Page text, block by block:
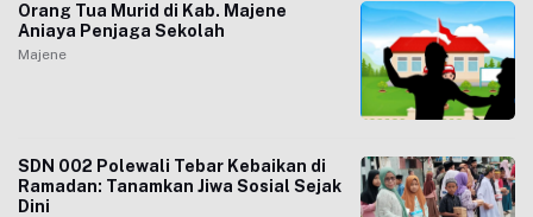
Orang Tua Murid di Kab. Majene
Aniaya Penjaga Sekolah
Majene
SDN 002 Polewali Tebar Kebaikan di
Ramadan: Tanamkan Jiwa Sosial Sejak
Dini